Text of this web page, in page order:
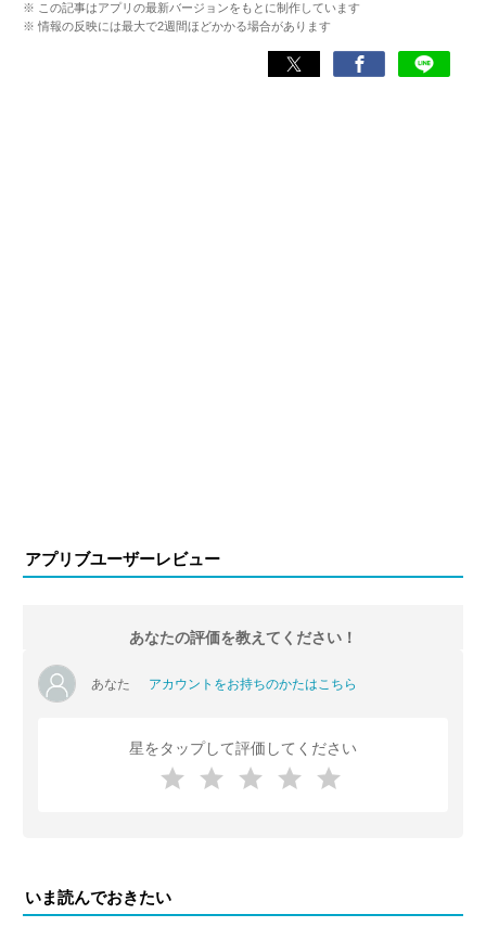
くして面白さを引き出し、人々に伝えるためゲームライタ
ーへと転向。
複数のゲームメディアの立ち上げや運営に携わるほか、ゲ
※ この記事はアプリの最新バージョンをもとに制作しています
※ 情報の反映には最大で2週間ほどかかる場合があります
アプリブユーザーレビュー
あなたの評価を教えてください！
あなた アカウントをお持ちのかたはこちら
星をタップして評価してください
いま読んでおきたい